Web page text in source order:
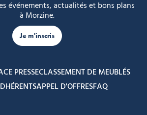
événements, actualités et bons plans
à Morzine.
Je m'inscris
PRESSECLASSEMENT DE MEUBLÉS
APPEL D'OFFRESFAQ